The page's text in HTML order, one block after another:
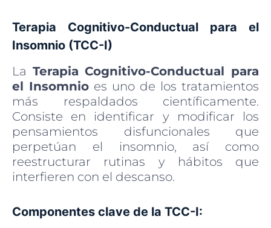
Terapia Cognitivo-Conductual para el
Insomnio (TCC-I)
La Terapia Cognitivo-Conductual para
el Insomnio es uno de los tratamientos
más respaldados científicamente.
Consiste en identificar y modificar los
pensamientos disfuncionales que
perpetúan el insomnio, así como
reestructurar rutinas y hábitos que
interfieren con el descanso.
Componentes clave de la TCC-I: